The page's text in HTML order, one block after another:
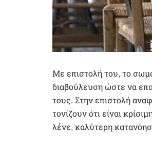
Με επιστολή του, το
διαβούλευση ώστε να
τους. Στην επιστολή
τονίζουν ότι είναι
λένε, καλύτερη